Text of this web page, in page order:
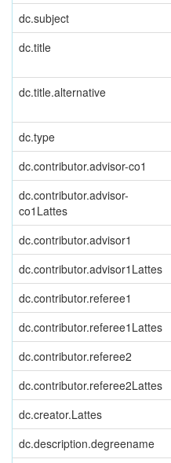
dc.subject
dc.title
dc.title.alternative
dc.type
dc.contributor.advisor-co1
dc.contributor.advisor-
co1Lattes
dc.contributor.advisor1
dc.contributor.advisor1Lattes
dc.contributor.referee1
dc.contributor.referee1Lattes
dc.contributor.referee2
dc.contributor.referee2Lattes
dc.creator.Lattes
dc.description.degreename